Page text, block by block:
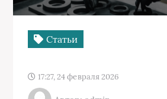
Статьи
17:27, 24 февраля 2026